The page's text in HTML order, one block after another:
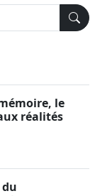
le
réalités